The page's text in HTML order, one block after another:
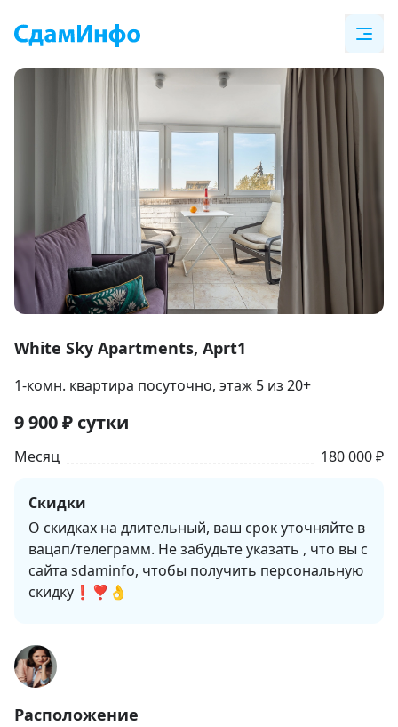
1
29
White Sky Apartments, Aprt1
1-комн. квартира посуточно, этаж 5 из 20+
9 900₽ сутки
Месяц 180 000 ₽
Скидки
О скидках на длительный, ваш срок уточняйте в
вацап/телеграмм. Не забудьте указать , что вы с
сайта sdaminfo, чтобы получить персональную
скидку❗❣👌
Расположение